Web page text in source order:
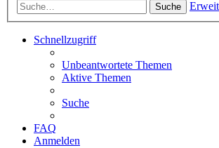
Suche
Schnellzugriff
Unbeantwortete Themen
Aktive Themen
Suche
FAQ
Anmelden